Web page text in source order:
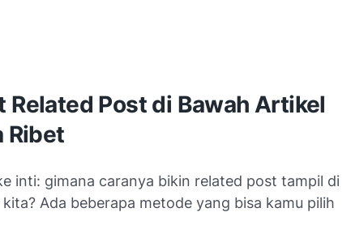
Related Post di Bawah Artikel
Ribet
inti: gimana caranya bikin related post tampil di
Ada beberapa metode yang bisa kamu pilih